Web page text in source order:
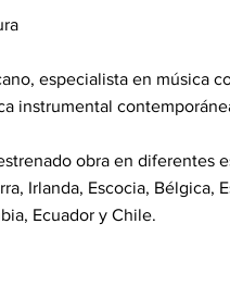
especialista en música
instrumental
obra en diferentes
Irlanda, Escocia, Bélgica,
Ecuador y Chile.